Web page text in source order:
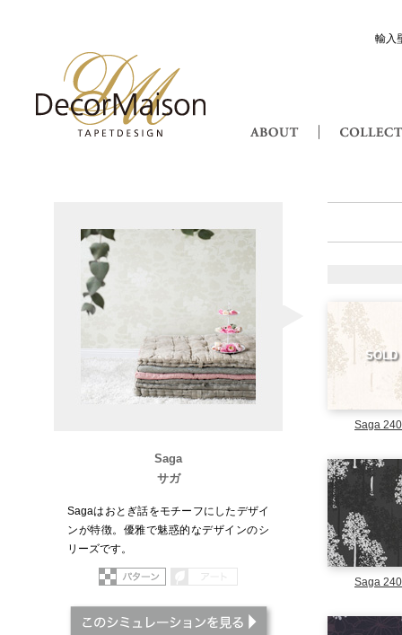
輸入
SOLD
Saga
Saga
Saga
サガ
Sagaはおとぎ話をモチーフにしたデザイ
ンが特徴。優雅で魅惑的なデザインのシ
リーズです。
パターン